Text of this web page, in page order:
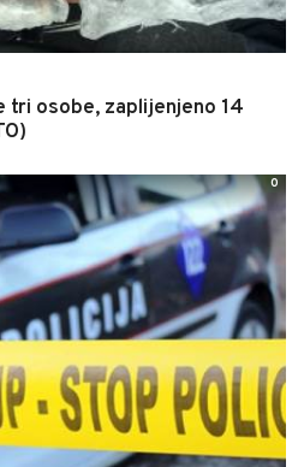
tri osobe, zaplijenjeno 14
0